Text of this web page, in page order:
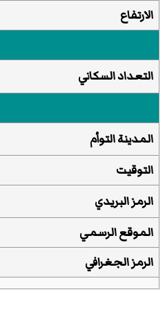
الارتفاع
التعداد السكاني
المدينة التوأم
التوقيت
الرمز البريدي
الموقع الرسمي
الرمز الجغرافي